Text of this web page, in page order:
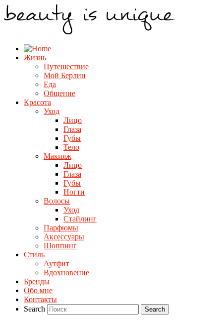
Жизнь
Путешествие
Мой Берлин
Еда
Общение
Красота
Уход
Лицо
Глаза
Губы
Тело
Макияж
Лицо
Глаза
Губы
Ногти
Волосы
Уход
Стайлинг
Парфюмы
Аксессуары
Шоппинг
Стиль
Аутфит
Вдохновение
Бренды
Обо мне
Контакты
Search